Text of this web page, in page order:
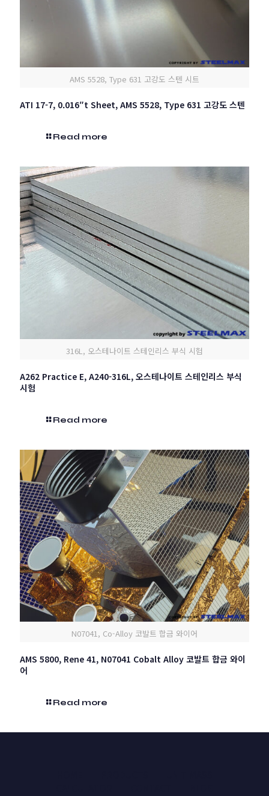
AMS 5528, Type 631 고강도 스텐 시트
ATI 17-7, 0.016″t Sheet, AMS 5528, Type 631 고강도 스텐
Read more
316L, 오스테나이트 스테인리스 부식 시험
A262 Practice E, A240-316L, 오스테나이트 스테인리스 부식
시험
Read more
N07041, Co-Alloy 코발트 합금 와이어
AMS 5800, Rene 41, N07041 Cobalt Alloy 코발트 합금 와이
어
Read more